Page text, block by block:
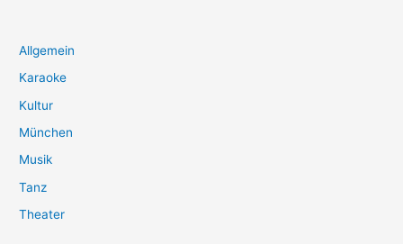
Allgemein
Karaoke
Kultur
München
Musik
Tanz
Theater